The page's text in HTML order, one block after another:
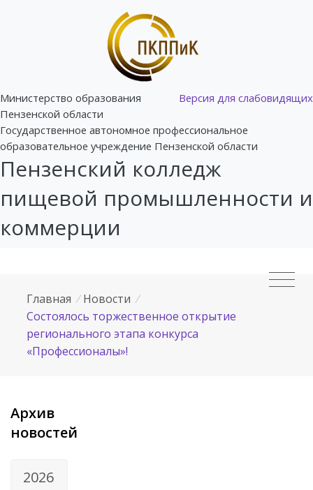
Версия для слабовидящих
Министерство образования
Пензенской области
Государственное автономное профессиональное
образовательное учреждение Пензенской области
Пензенский колледж
пищевой промышленности и
коммерции
Главная / Новости /
Cостоялось торжественное открытие
регионального этапа конкурса
«Профессионалы»!
Архив
новостей
2026